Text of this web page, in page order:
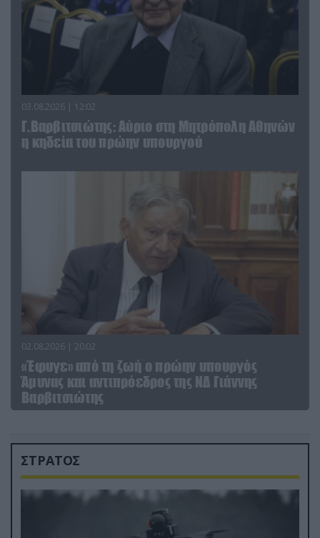
03.08.2026 | 12:02
Γ.Βαρβιτσιώτης: Aύριο στη Μητρόπολη Αθηνών
η κηδεία του πρώην υπουργού
02.08.2026 | 20:02
«Έφυγε» από τη ζωή ο πρώην υπουργός
Άμυνας και αντιπρόεδρος της ΝΔ Γιάννης
Βαρβιτσιώτης
ΣΤΡΑΤΟΣ